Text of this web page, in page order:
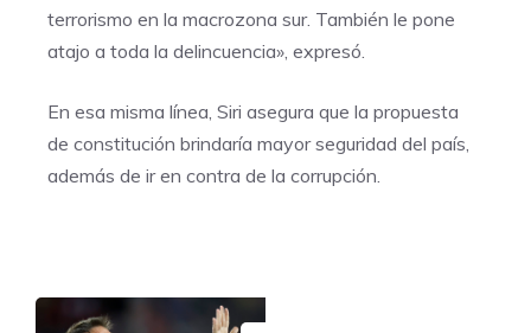
terrorismo en la macrozona sur. También le pone
atajo a toda la delincuencia», expresó.
En esa misma línea, Siri asegura que la propuesta
de constitución brindaría mayor seguridad del país,
además de ir en contra de la corrupción.